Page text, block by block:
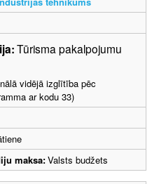
Tūrisma pakalpojumu
vidējā izglītība pēc
ar kodu 33)
maksa:Valsts budžets